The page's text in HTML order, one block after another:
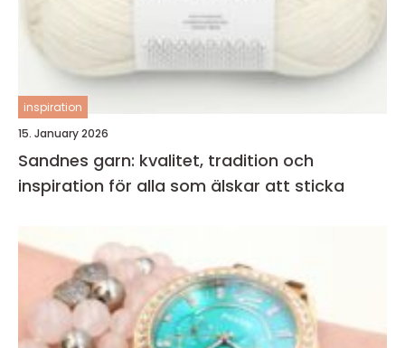
inspiration
15. January 2026
Sandnes garn: kvalitet, tradition och
inspiration för alla som älskar att sticka